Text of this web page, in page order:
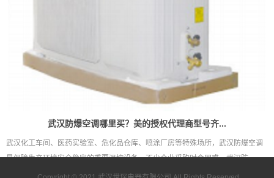
武汉防爆空调哪里买？美的授权代理商型号齐...
武汉化工车间、医药实验室、危化品仓库、喷涂厂房等特殊场所，武汉防爆空调
是保障生产环境安全稳定的重要温控设备。不少企业采购时会困惑，武汉防...
2026-08-05 15:53:43